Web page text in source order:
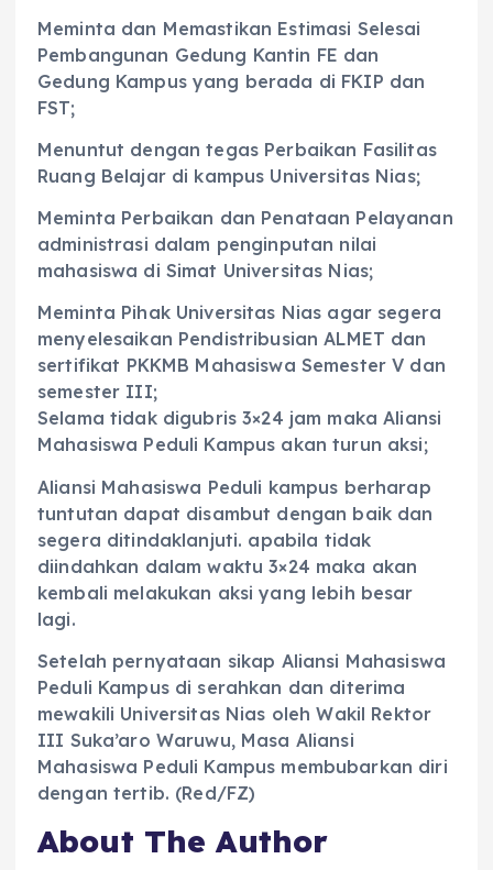
Meminta dan Memastikan Estimasi Selesai
Pembangunan Gedung Kantin FE dan
Gedung Kampus yang berada di FKIP dan
FST;
Menuntut dengan tegas Perbaikan Fasilitas
Ruang Belajar di kampus Universitas Nias;
Meminta Perbaikan dan Penataan Pelayanan
administrasi dalam penginputan nilai
mahasiswa di Simat Universitas Nias;
Meminta Pihak Universitas Nias agar segera
menyelesaikan Pendistribusian ALMET dan
sertifikat PKKMB Mahasiswa Semester V dan
semester III;
Selama tidak digubris 3×24 jam maka Aliansi
Mahasiswa Peduli Kampus akan turun aksi;
Aliansi Mahasiswa Peduli kampus berharap
tuntutan dapat disambut dengan baik dan
segera ditindaklanjuti. apabila tidak
diindahkan dalam waktu 3×24 maka akan
kembali melakukan aksi yang lebih besar
lagi.
Setelah pernyataan sikap Aliansi Mahasiswa
Peduli Kampus di serahkan dan diterima
mewakili Universitas Nias oleh Wakil Rektor
III Suka’aro Waruwu, Masa Aliansi
Mahasiswa Peduli Kampus membubarkan diri
dengan tertib. (Red/FZ)
About The Author